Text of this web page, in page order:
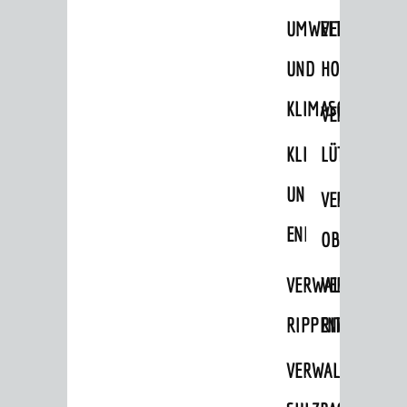
UMWELT-
UND
KLIMASCHUTZ
KLIMASCHUTZ
UND
RIPPENWEIER